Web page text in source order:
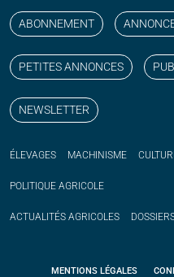
ABONNEMENT
PETITES ANNONCES
NEWSLETTER
ÉLEVAGES MACHINISME
POLITIQUE AGRICOLE
ACTUALITÉS AGRICOLES
MENTIONS LÉGALES